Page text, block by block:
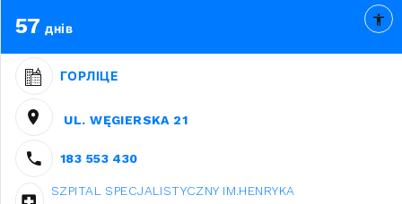
57 днів
ГОРЛІЦЕ
UL. WĘGIERSKA 21
183 553 430
SZPITAL SPECJALISTYCZNY IM.HENRYKA